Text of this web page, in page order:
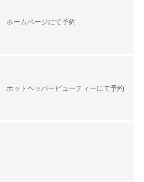
ホームページにて予約
ホットペッパービューティーにて予約